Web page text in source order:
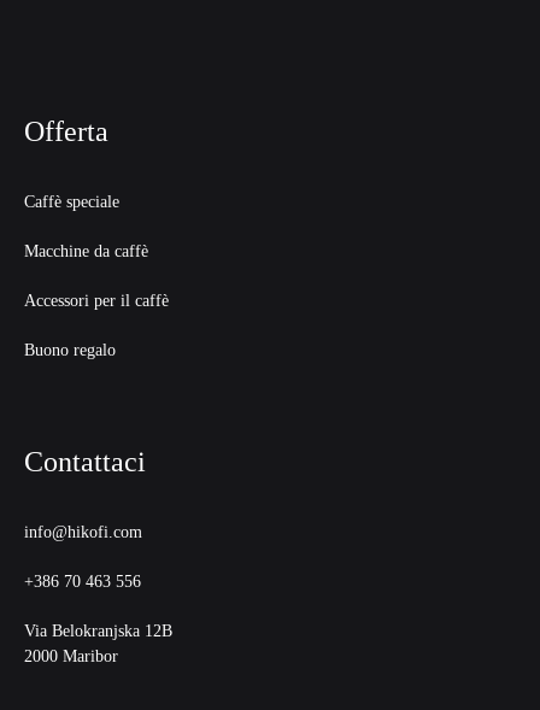
Offerta
Caffè speciale
Macchine da caffè
Accessori per il caffè
Buono regalo
Contattaci
info@hikofi.com
+386 70 463 556
Via Belokranjska 12B
2000 Maribor